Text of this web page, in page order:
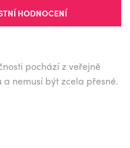
HODNOCENÍ
pochází z veřejně
nemusí být zcela přesné.